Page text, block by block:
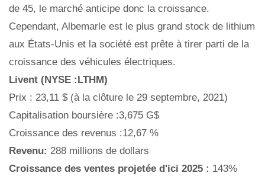
de 45, le marché anticipe donc la croissance.
Cependant, Albemarle est le plus grand stock de lithium
aux États-Unis et la société est prête à tirer parti de la
croissance des véhicules électriques.
Livent (NYSE :LTHM)
Prix : 23,11 $ (à la clôture le 29 septembre, 2021)
Capitalisation boursière :3,675 G$
Croissance des revenus :12,67 %
Revenu: 288 millions de dollars
Croissance des ventes projetée d'ici 2025 : 143%